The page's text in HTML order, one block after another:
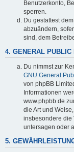
Benutzerkonto,
sperren.
Du gestattest
abzuändern,
sind, dem
4. GENERAL PUBLIC
Du nimmst zur
GNU General
von phpBB
Informationen
www.phpbb.de
die Art und
insbesondere die
untersagen oder
5.